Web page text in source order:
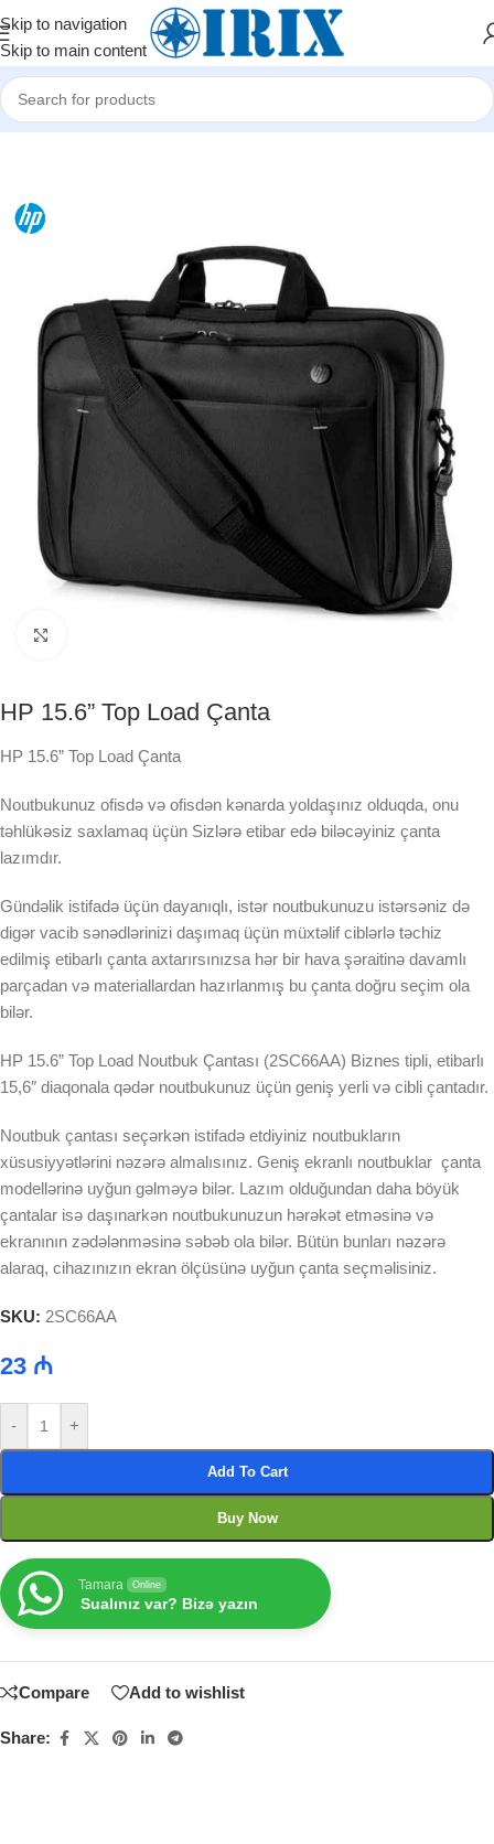
Skip to navigation
Skip to main content
Home/Shop/Kompüter aksessuarları
HP 15.6” Top Load Çanta
HP 15.6” Top Load Çanta
Noutbukunuz ofisdə və ofisdən kənarda yoldaşınız olduqda, onu
təhlükəsiz saxlamaq üçün Sizlərə etibar edə biləcəyiniz çanta
lazımdır.
Gündəlik istifadə üçün dayanıqlı, istər noutbukunuzu istərsəniz də
digər vacib sənədlərinizi daşımaq üçün müxtəlif ciblərlə təchiz
edilmiş etibarlı çanta axtarırsınızsa hər bir hava şəraitinə davamlı
parçadan və materiallardan hazırlanmış bu çanta doğru seçim ola
bilər.
HP 15.6” Top Load Noutbuk Çantası (2SC66AA) Biznes tipli, etibarlı
15,6″ diaqonala qədər noutbukunuz üçün geniş yerli və cibli çantadır.
Noutbuk çantası seçərkən istifadə etdiyiniz noutbukların
xüsusiyyətlərini nəzərə almalısınız. Geniş ekranlı noutbuklar çanta
modellərinə uyğun gəlməyə bilər. Lazım olduğundan daha böyük
çantalar isə daşınarkən noutbukunuzun hərəkət etməsinə və
ekranının zədələnməsinə səbəb ola bilər. Bütün bunları nəzərə
alaraq, cihazınızın ekran ölçüsünə uyğun çanta seçməlisiniz.
SKU: 2SC66AA
23 ₼
- +
Add To Cart
Buy Now
Tamara Online
Sualınız var? Bizə yazın
Compare Add to wishlist
Share: